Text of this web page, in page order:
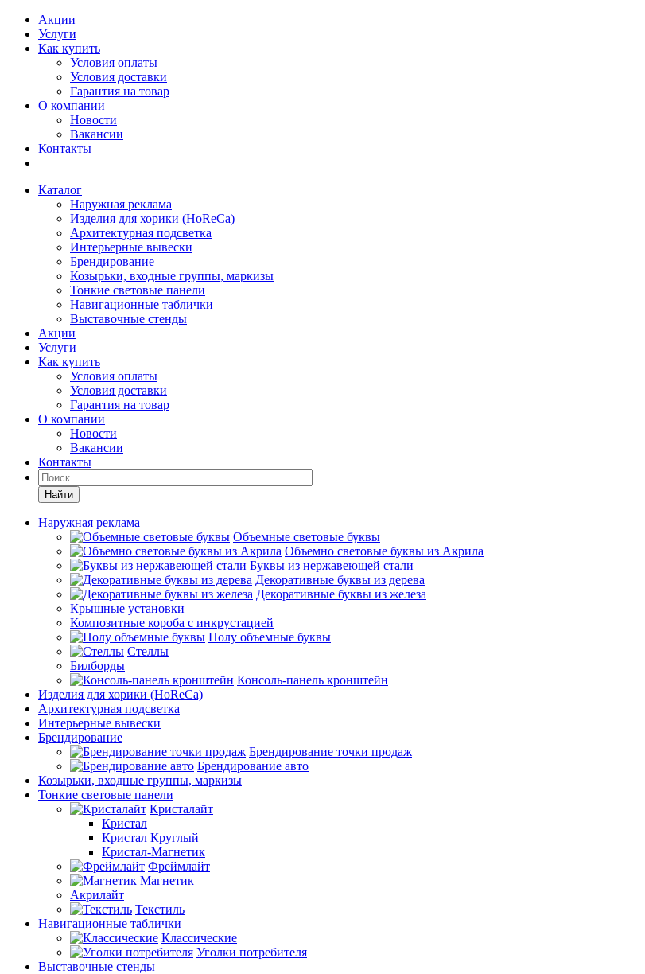
Акции
Услуги
Как купить
Условия оплаты
Условия доставки
Гарантия на товар
О компании
Новости
Вакансии
Контакты
Каталог
Наружная реклама
Изделия для хорики (HoReCa)
Архитектурная подсветка
Интерьерные вывески
Брендирование
Козырьки, входные группы, маркизы
Тонкие световые панели
Навигационные таблички
Выставочные стенды
Акции
Услуги
Как купить
Условия оплаты
Условия доставки
Гарантия на товар
О компании
Новости
Вакансии
Контакты
Найти
Наружная реклама
Объемные световые буквы
Объемно световые буквы из Акрила
Буквы из нержавеющей стали
Декоративные буквы из дерева
Декоративные буквы из железа
Крышные установки
Композитные короба с инкрустацией
Полу объемные буквы
Стеллы
Билборды
Консоль-панель кронштейн
Изделия для хорики (HoReCa)
Архитектурная подсветка
Интерьерные вывески
Брендирование
Брендирование точки продаж
Брендирование авто
Козырьки, входные группы, маркизы
Тонкие световые панели
Кристалайт
Кристал
Кристал Круглый
Кристал-Магнетик
Фреймлайт
Магнетик
Акрилайт
Текстиль
Навигационные таблички
Классические
Уголки потребителя
Выставочные стенды